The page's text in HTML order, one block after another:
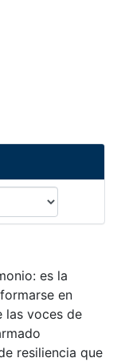
es la
en
las voces de
resiliencia que